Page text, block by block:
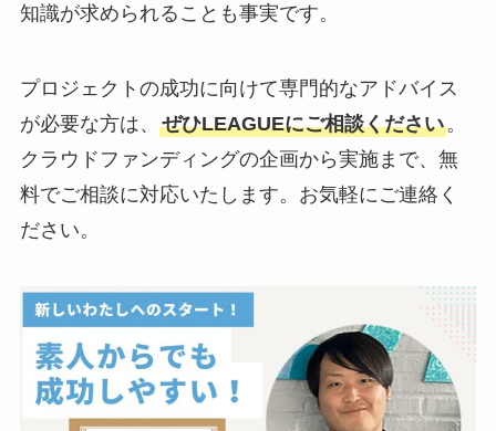
知識が求められることも事実です。
プロジェクトの成功に向けて専門的なアドバイス
が必要な方は、 ぜひLEAGUEにご相談ください。
クラウドファンディングの企画から実施まで、無
料でご相談に対応いたします。お気軽にご連絡く
ださい。